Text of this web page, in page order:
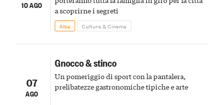
10 AGO
a scoprirne i segreti
Alba Cultura & Cinema
07
AGO
Gnocco & stinco
Un pomeriggio di sport con la pantalera,
prelibatezze gastronomiche tipiche e arte